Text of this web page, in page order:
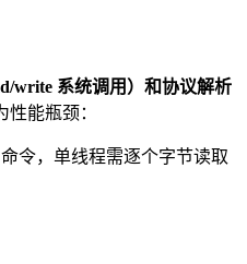
write 系统调用）和协议解析
性能瓶颈：
令，单线程需逐个字节读取